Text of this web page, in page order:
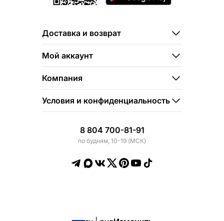
Доставка и возврат
Мой аккаунт
Компания
Условия и конфиденциальность
8 804 700-81-91
по будням, 10-19 (МСК)